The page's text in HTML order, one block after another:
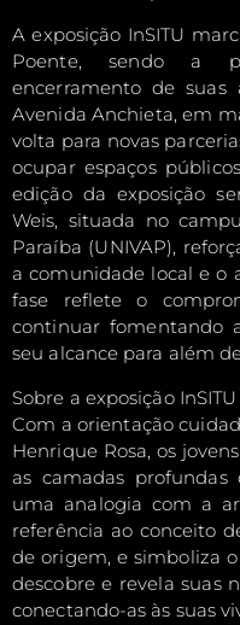
A exposição InSITU
Poente, sendo a
encerramento de suas
Avenida Anchieta, em
volta para novas
ocupar espaços
edição da exposição
Weis, situada no
Paraíba (UNIVAP),
a comunidade local e o
fase reflete o
continuar fomentando
seu alcance para além
Sobre a exposição InSITU
Com a orientação
Henrique Rosa, os
as camadas profundas
uma analogia com a
referência ao conceito
de origem, e simboliza
descobre e revela suas
conectando-as às suas